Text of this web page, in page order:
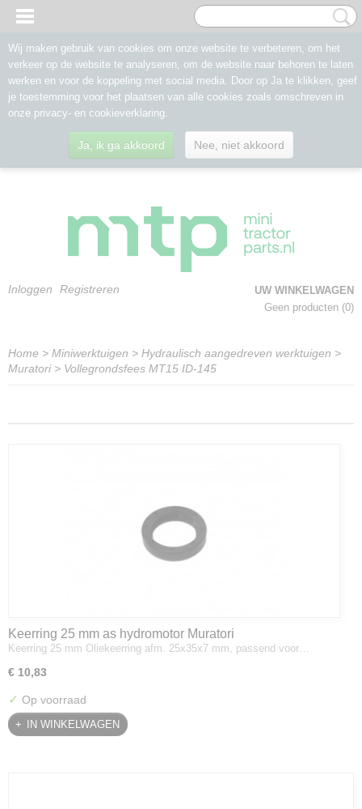
Inloggen Registreren
UW WINKELWAGEN
Geen producten (0)
Home > Miniwerktuigen > Hydraulisch aangedreven werktuigen >
Muratori> Vollegrondsfees MT15 ID-145
Keerring 25 mm as hydromotor Muratori
Keerring 25 mm Oliekeerring afm. 25x35x7 mm, passend voor…
€ 10,83
✓ Op voorraad
IN WINKELWAGEN
Wij maken gebruik van cookies om onze website te verbeteren, om het
verkeer op de website te analyseren, om de website naar behoren te laten
werken en voor de koppeling met social media. Door op Ja te klikken, geef
je toestemming voor het plaatsen van alle cookies zoals omschreven in
onze privacy- en cookieverklaring.
Ja, ik ga akkoord Nee, niet akkoord